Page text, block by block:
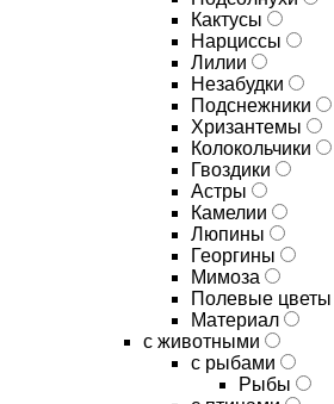
Кактусы
Нарциссы
Лилии
Незабудки
Подснежники
Хризантемы
Колокольчики
Гвоздики
Астры
Камелии
Люпины
Георгины
Мимоза
Полевые цветы
Материал
с животными
с рыбами
Рыбы